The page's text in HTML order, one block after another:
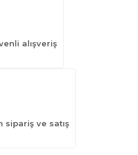
alışveriş
sipariş ve satış